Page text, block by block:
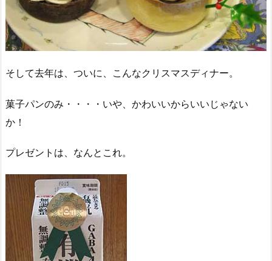
そして去年は、ついに、こんなクリスマスディナー。
菓子パンのみ・・・・いや、かわいいからいいじゃない
か！
プレゼントは、なんとこれ。